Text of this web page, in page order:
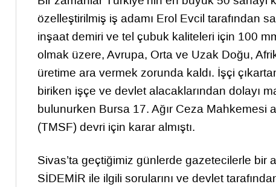
özelleştirilmiş iş adamı Erol Evcil tarafından
inşaat demiri ve tel çubuk kaliteleri için 100
olmak üzere, Avrupa, Orta ve Uzak Doğu,
üretime ara vermek zorunda kaldı. İşçi
biriken işçe ve devlet alacaklarından dolayı
bulunurken Bursa 17. Ağır Ceza Mahkemesi
(TMSF) devri için karar almıştı.
Sivas’ta geçtiğimiz günlerde gazetecilerle bir
SİDEMİR ile ilgili sorularını ve devlet